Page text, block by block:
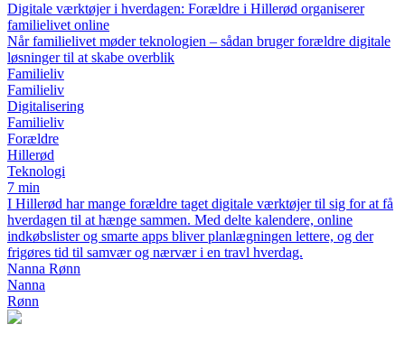
Digitale værktøjer i hverdagen: Forældre i Hillerød organiserer
familielivet online
Når familielivet møder teknologien – sådan bruger forældre digitale
løsninger til at skabe overblik
Familieliv
Familieliv
Digitalisering
Familieliv
Forældre
Hillerød
Teknologi
7 min
I Hillerød har mange forældre taget digitale værktøjer til sig for at få
hverdagen til at hænge sammen. Med delte kalendere, online
indkøbslister og smarte apps bliver planlægningen lettere, og der
frigøres tid til samvær og nærvær i en travl hverdag.
Nanna Rønn
Nanna
Rønn